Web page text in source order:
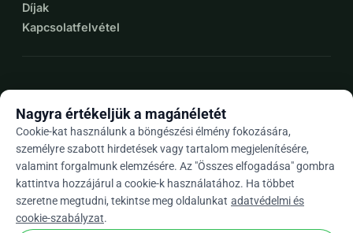
Díjak
Kapcsolatfelvétel
Huarrow_drop_down
★★★★★4,9 / 5 több mint 500 értékelés alapján
Nagyra értékeljük a magánéletét
Cookie-kat használunk a böngészési élmény fokozására,
személyre szabott hirdetések vagy tartalom megjelenítésére,
valamint forgalmunk elemzésére. Az "Összes elfogadása" gombra
kattintva hozzájárul a cookie-k használatához. Ha többet
szeretne megtudni, tekintse meg oldalunkat adatvédelmi és
cookie-szabályzat.